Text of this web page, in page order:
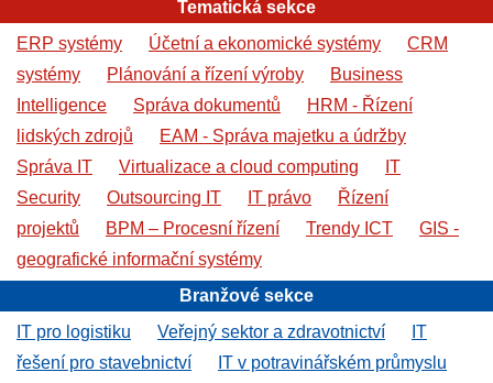
Tematická sekce
ERP systémy
Účetní a ekonomické systémy
CRM
systémy
Plánování a řízení výroby
Business
Intelligence
Správa dokumentů
HRM - Řízení
lidských zdrojů
EAM - Správa majetku a údržby
Správa IT
Virtualizace a cloud computing
IT
Security
Outsourcing IT IT právo
Řízení
projektů
BPM – Procesní řízení Trendy ICT
GIS -
geografické informační systémy
Branžové sekce
IT pro logistiku
Veřejný sektor a zdravotnictví
IT
řešení pro stavebnictví
IT v potravinářském průmyslu